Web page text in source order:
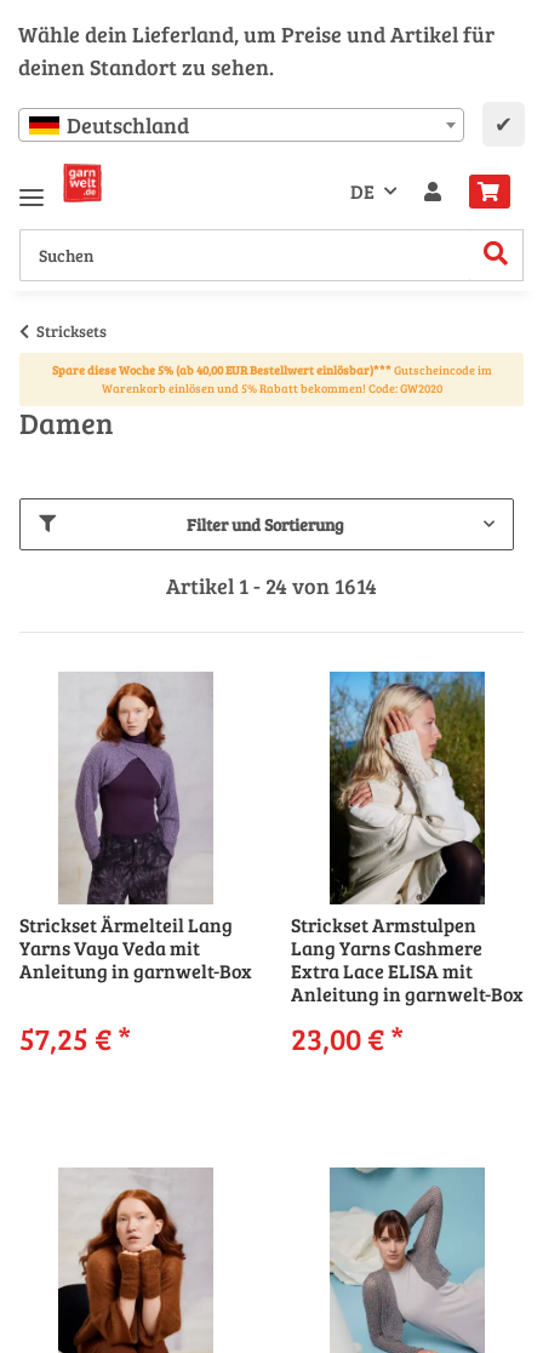
Wähle dein Lieferland, um Preise und Artikel für
deinen Standort zu sehen.
Deutschland ✔
DE
Stricksets
Spare diese Woche 5% (ab 40,00 EUR Bestellwert einlösbar)***Gutscheincode im
Warenkorb einlösen und 5% Rabatt bekommen! Code: GW2020
Damen
Filter und Sortierung
Artikel 1 - 24 von 1614
Strickset Ärmelteil Lang
Yarns Vaya Veda mit
Anleitung in garnwelt-Box
57,25 €*
Strickset Armstulpen
Lang Yarns Cashmere
Extra Lace ELISA mit
Anleitung in garnwelt-Box
23,00 €*